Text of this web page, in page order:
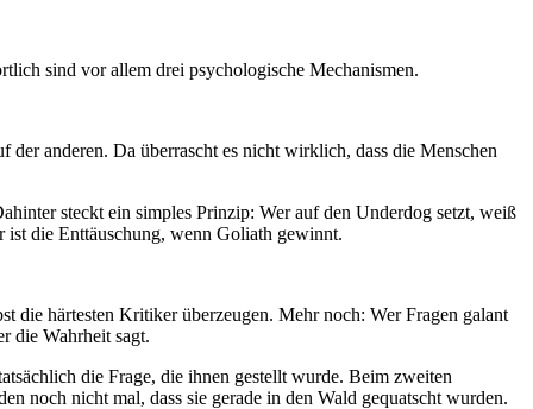
sind vor allem drei psychologische Mechanismen.
anderen. Da überrascht es nicht wirklich, dass die Menschen
steckt ein simples Prinzip: Wer auf den Underdog setzt, weiß
ist die Enttäuschung, wenn Goliath gewinnt.
die härtesten Kritiker überzeugen. Mehr noch: Wer Fragen galant
die Wahrheit sagt.
die Frage, die ihnen gestellt wurde. Beim zweiten
noch nicht mal, dass sie gerade in den Wald gequatscht wurden.